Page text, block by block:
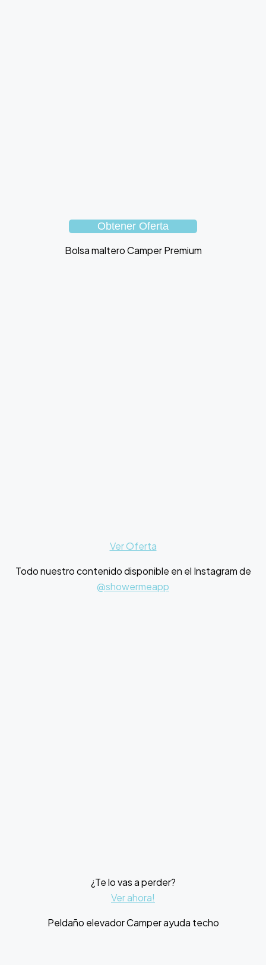
Obtener Oferta
Bolsa maltero Camper Premium
Ver Oferta
Todo nuestro contenido disponible en el Instagram de
@showermeapp
¿Te lo vas a perder?
Ver ahora!
Peldaño elevador Camper ayuda techo